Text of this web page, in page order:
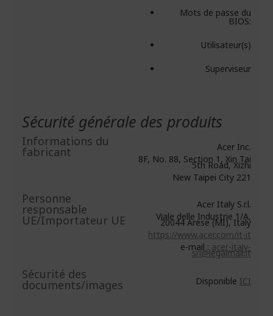
Mots de passe du
BIOS:
Utilisateur(s)
Superviseur
Sécurité générale des produits
Informations du
fabricant
Acer Inc.
8F, No. 88, Section 1, Xin Tai
5th Road, Xizhi
New Taipei City 221
Personne
responsable
UE/Importateur UE
Acer Italy S.r.l.
Viale delle Industrie 1/A,
20044 Arese (MI), Italy
https://www.acer.com/it-it
e-mail :acer-italy-
srl@legalmail.it
Sécurité des
documents/images Disponible ICI